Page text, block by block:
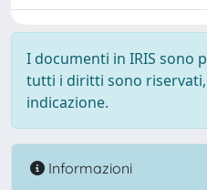
I documenti in IRIS sono
tutti i diritti sono riservati,
indicazione.
Informazioni